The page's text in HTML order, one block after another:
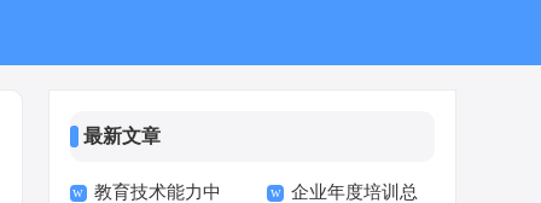
最新文章
教育技术能力中 企业年度培训总